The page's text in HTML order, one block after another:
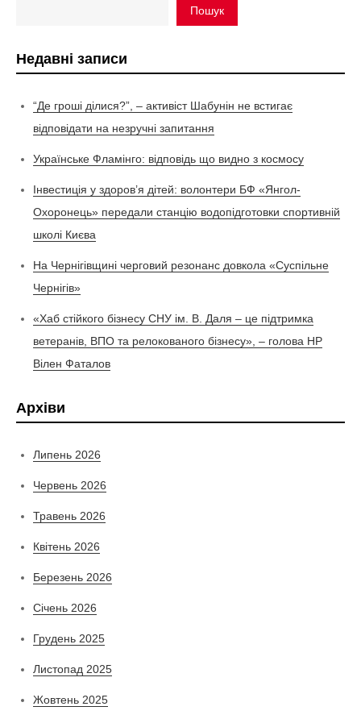
Пошук
Недавні записи
“Де гроші ділися?”, – активіст Шабунін не встигає
відповідати на незручні запитання
Українське Фламінго: відповідь що видно з космосу
Інвестиція у здоров’я дітей: волонтери БФ «Янгол-
Охоронець» передали станцію водопідготовки спортивній
школі Києва
На Чернігівщині черговий резонанс довкола «Суспільне
Чернігів»
«Хаб стійкого бізнесу СНУ ім. В. Даля – це підтримка
ветеранів, ВПО та релокованого бізнесу», – голова НР
Вілен Фаталов
Архіви
Липень 2026
Червень 2026
Травень 2026
Квітень 2026
Березень 2026
Січень 2026
Грудень 2025
Листопад 2025
Жовтень 2025